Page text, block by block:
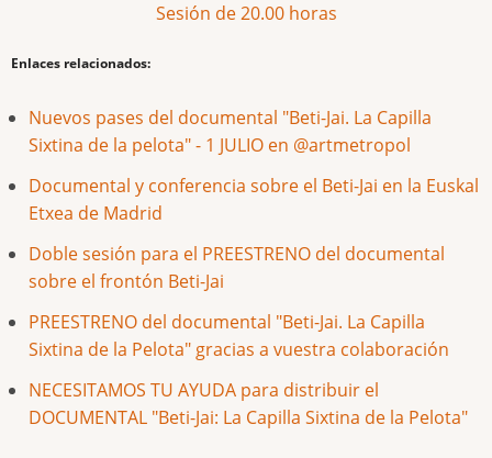
Sesión de 20.00 horas
Enlaces relacionados:
Nuevos pases del documental "Beti-Jai. La Capilla
Sixtina de la pelota" - 1 JULIO en @artmetropol
Documental y conferencia sobre el Beti-Jai en la Euskal
Etxea de Madrid
Doble sesión para el PREESTRENO del documental
sobre el frontón Beti-Jai
PREESTRENO del documental "Beti-Jai. La Capilla
Sixtina de la Pelota" gracias a vuestra colaboración
NECESITAMOS TU AYUDA para distribuir el
DOCUMENTAL "Beti-Jai: La Capilla Sixtina de la Pelota"